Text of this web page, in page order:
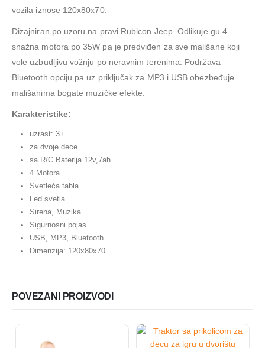
vozila iznose 120x80x70.
Dizajniran po uzoru na pravi Rubicon Jeep. Odlikuje gu 4
snažna motora po 35W pa je predviđen za sve mališane koji
vole uzbudljivu vožnju po neravnim terenima. Podržava
Bluetooth opciju pa uz priključak za MP3 i USB obezbeđuje
mališanima bogate muzičke efekte.
Karakteristike:
uzrast: 3+
za dvoje dece
sa R/C Baterija 12v,7ah
4 Motora
Svetleća tabla
Led svetla
Sirena, Muzika
Sigurnosni pojas
USB, MP3, Bluetooth
Dimenzija: 120x80x70
POVEZANI PROIZVODI